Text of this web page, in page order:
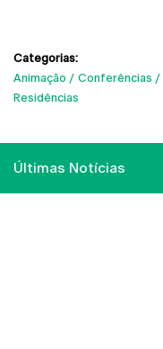
Categorias:
Animação
Conferências
Residências
Últimas Notícias